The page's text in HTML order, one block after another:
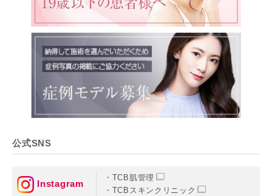
公式SNS
Instagram
TCB肌管理
TCBスキンクリニック